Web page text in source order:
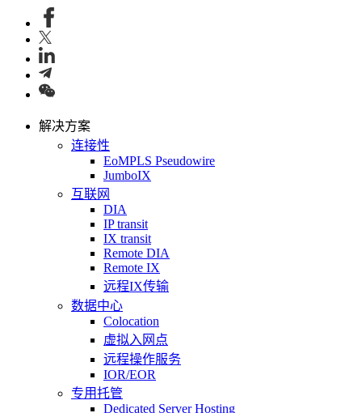
解决方案
连接性
EoMPLS Pseudowire
JumboIX
互联网
DIA
IP transit
IX transit
Remote DIA
Remote IX
远程IX传输
数据中心
Colocation
虚拟入网点
远程操作服务
IOR/EOR
专用托管
Dedicated Server Hosting